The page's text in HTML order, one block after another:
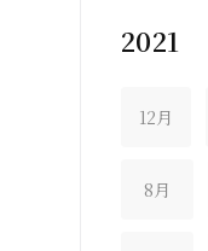
2021
12月
8月